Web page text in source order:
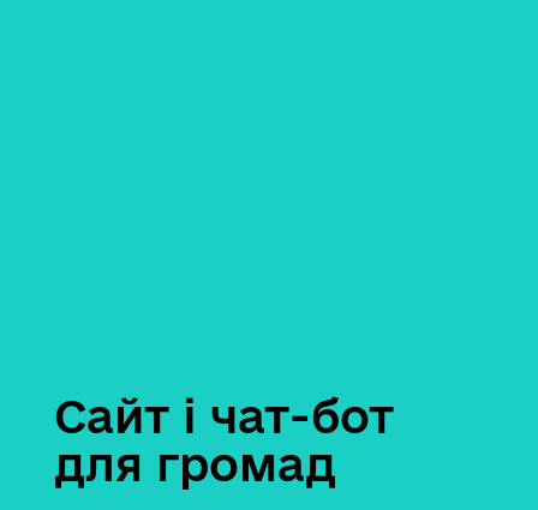
Сайт і чат-бот
для громад